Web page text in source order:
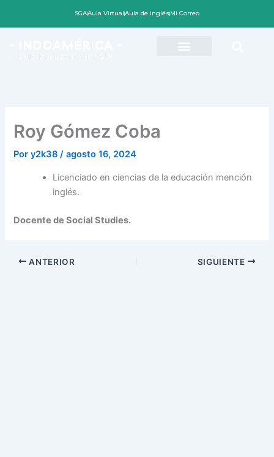
SGAAula VirtualAula de inglésMi Correo
Roy Gómez Coba
Pory2k38/agosto 16, 2024
Licenciado en ciencias de la educación mención
inglés.
Docente de Social Studies.
ANTERIOR SIGUIENTE